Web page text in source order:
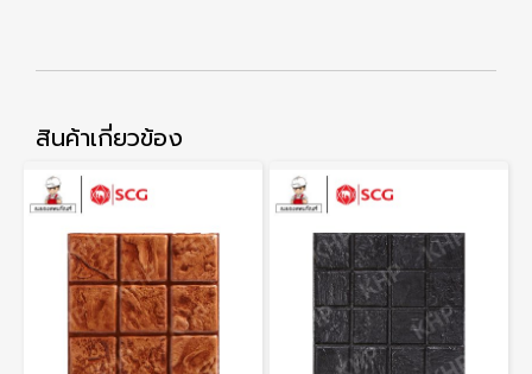
สินค้าเกี่ยวข้อง